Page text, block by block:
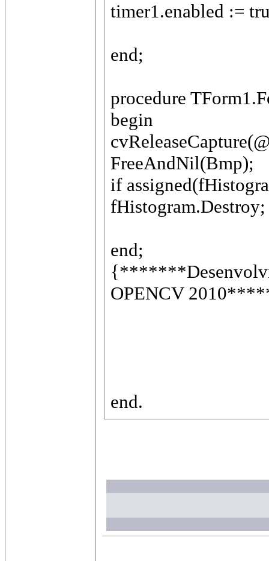
timer1.enabled :=
end;
procedure
begin
FreeAndNil(Bmp);
if
fHistogram.Destroy;
end;
OPENCV
end.